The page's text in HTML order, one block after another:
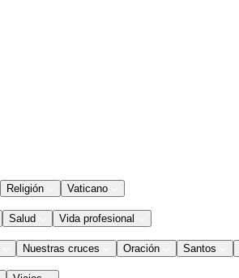
Religión Vaticano
Salud Vida profesional
Nuestras cruces Oración Santos